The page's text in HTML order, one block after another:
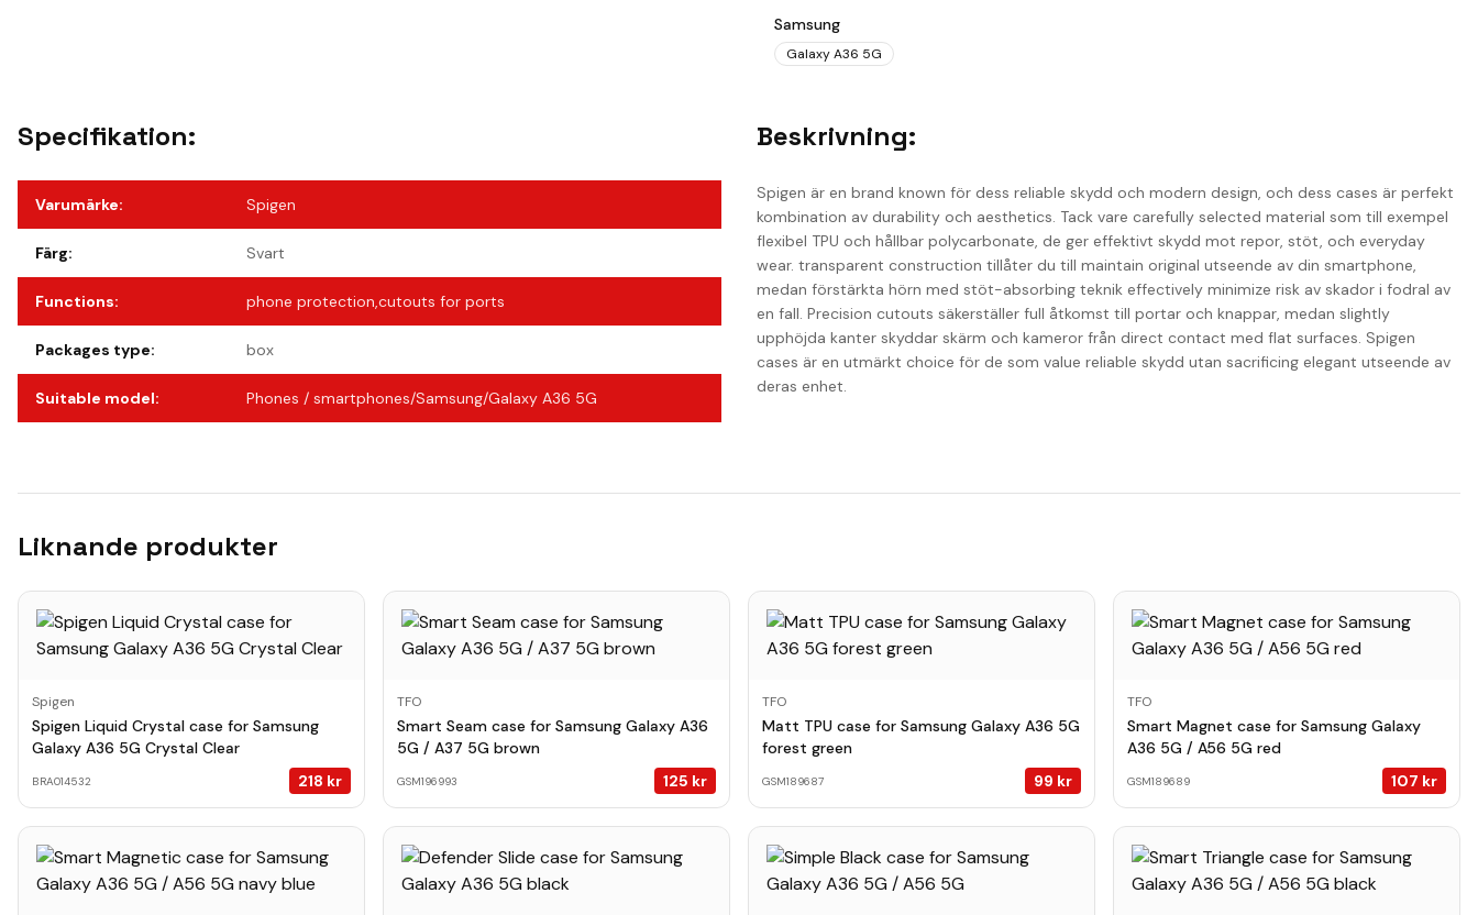
Samsung
Galaxy A36 5G
Specifikation:
Varumärke: Spigen
Färg: Svart
Functions: phone protection,cutouts for ports
Packages type: box
Suitable model: Phones / smartphones/Samsung/Galaxy A36 5G
Beskrivning:
Spigen är en brand known för dess reliable skydd och modern design, och dess cases är perfekt
kombination av durability och aesthetics. Tack vare carefully selected material som till exempel
flexibel TPU och hållbar polycarbonate, de ger effektivt skydd mot repor, stöt, och everyday
wear. transparent construction tillåter du till maintain original utseende av din smartphone,
medan förstärkta hörn med stöt-absorbing teknik effectively minimize risk av skador i fodral av
en fall. Precision cutouts säkerställer full åtkomst till portar och knappar, medan slightly
upphöjda kanter skyddar skärm och kameror från direct contact med flat surfaces. Spigen
cases är en utmärkt choice för de som value reliable skydd utan sacrificing elegant utseende av
deras enhet.
Liknande produkter
Spigen
Spigen Liquid Crystal case for Samsung
Galaxy A36 5G Crystal Clear
BRA014532 218 kr
TFO
Smart Seam case for Samsung Galaxy A36
5G / A37 5G brown
GSM196993 125 kr
TFO
Matt TPU case for Samsung Galaxy A36 5G
forest green
GSM189687 99 kr
TFO
Smart Magnet case for Samsung Galaxy
A36 5G / A56 5G red
GSM189689 107 kr